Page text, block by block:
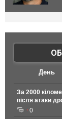
День
За 2000
після атаки
0